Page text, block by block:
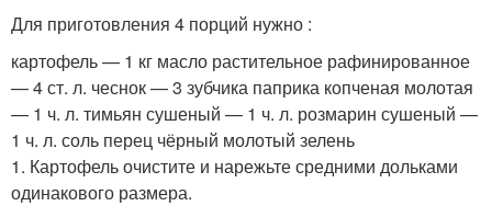
Для приготовления 4 порций нужно :
картофель — 1 кг масло растительное рафинированное
— 4 ст. л. чеснок — 3 зубчика паприка копченая молотая
— 1 ч. л. тимьян сушеный — 1 ч. л. розмарин сушеный —
1 ч. л. соль перец чёрный молотый зелень
1. Картофель очистите и нарежьте средними дольками
одинакового размера.